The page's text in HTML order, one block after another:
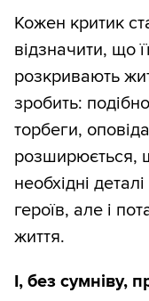
Кожен критик
відзначити, що
розкривають
зробить:
торбеги,
розширюється,
необхідні
героїв, але і
життя.
І, без сумніву,